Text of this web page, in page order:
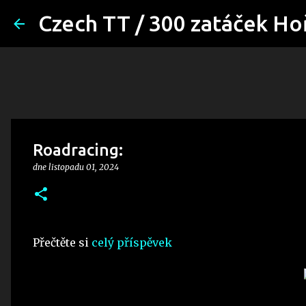
Czech TT / 300 zatáček
Roadracing:
dne listopadu 01, 2024
Přečtěte si celý příspěvek